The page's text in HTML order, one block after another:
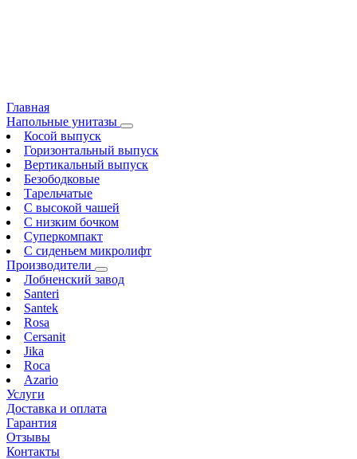
Главная
Напольные унитазы
Косой выпуск
Горизонтальный выпуск
Вертикальный выпуск
Безободковые
Тарельчатые
С высокой чашей
С низким бочком
Суперкомпакт
С сиденьем микролифт
Производители
Лобненский завод
Santeri
Santek
Rosa
Cersanit
Jika
Roca
Azario
Услуги
Доставка и оплата
Гарантия
Отзывы
Контакты